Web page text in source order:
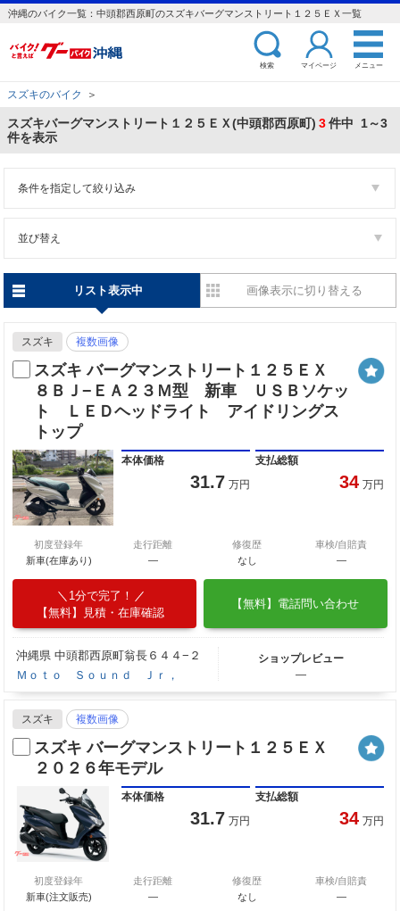
沖縄のバイク一覧：中頭郡西原町のスズキバーグマンストリート１２５ＥＸ一覧
検索 マイページ メニュー
スズキのバイク ＞
スズキバーグマンストリート１２５ＥＸ(中頭郡西原町) 3件中 1～3
件を表示
条件を指定して絞り込み
並び替え
リスト表示中 画像表示に切り替える
スズキ 複数画像
スズキ バーグマンストリート１２５ＥＸ
８ＢＪ−ＥＡ２３Ｍ型 新車 ＵＳＢソケッ
ト ＬＥＤヘッドライト アイドリングス
トップ
本体価格
31.7 万円
支払総額
34 万円
初度登録年
新車(在庫あり)
走行距離
―
修復歴
なし
車検/自賠責
―
1分で完了！
【無料】見積・在庫確認
【無料】電話問い合わせ
沖縄県 中頭郡西原町翁長６４４−２
Ｍｏｔｏ Ｓｏｕｎｄ Ｊｒ，
ショップレビュー
―
スズキ 複数画像
スズキ バーグマンストリート１２５ＥＸ
２０２６年モデル
本体価格
31.7 万円
支払総額
34 万円
初度登録年
新車(注文販売)
走行距離
―
修復歴
なし
車検/自賠責
―